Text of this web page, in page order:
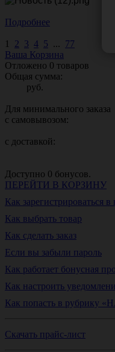
Подробнее
1 2 3 4 5 ... 77
Ваша Корзина
Отложено 0 товаров
Общая сумма:
руб.
Для минимального заказа
с самовывозом:
с доставкой:
Доступно 0 бонусов.
ПЕРЕЙТИ В КОРЗИНУ
Как зарегистрироваться
Как выбрать товар
Как сделать заказ
Если вы забыли пароль
Как работает бонусная
Как настроить
Как попасть в
Скачать прайс-лист